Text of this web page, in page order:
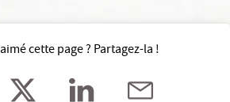
cette page ? Partagez-la !